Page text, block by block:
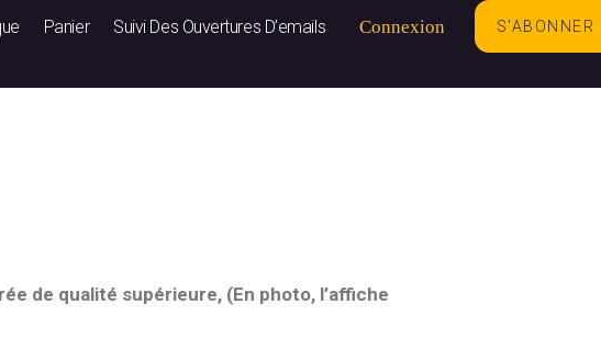
Panier Suivi Des Ouvertures D’emails Connexion S'ABONNER
de qualité supérieure, (En photo, l’affiche